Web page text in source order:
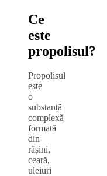
Ce
este
propolisul?
Propolisul
este
o
substanță
complexă
formată
din
rășini,
ceară,
uleiuri